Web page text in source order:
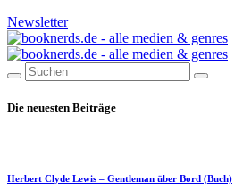
Newsletter
Die neuesten Beiträge
Herbert Clyde Lewis – Gentleman über Bord (Buch)